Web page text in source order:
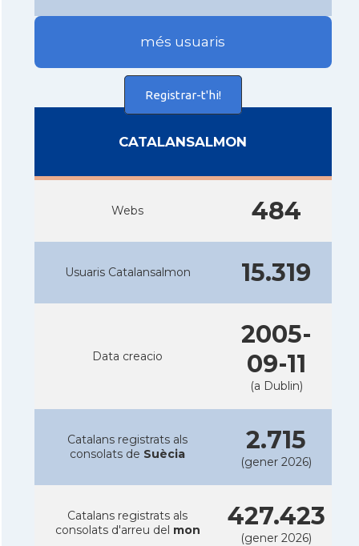
més usuaris
Registrar-t'hi!
CATALANSALMON
Webs 484
Usuaris Catalansalmon 15.319
Data creacio
2005-
09-11
(a Dublin)
Catalans registrats als
consolats de Suècia 2.715
(gener 2026)
Catalans registrats als
consolats d'arreu del mon 427.423
(gener 2026)